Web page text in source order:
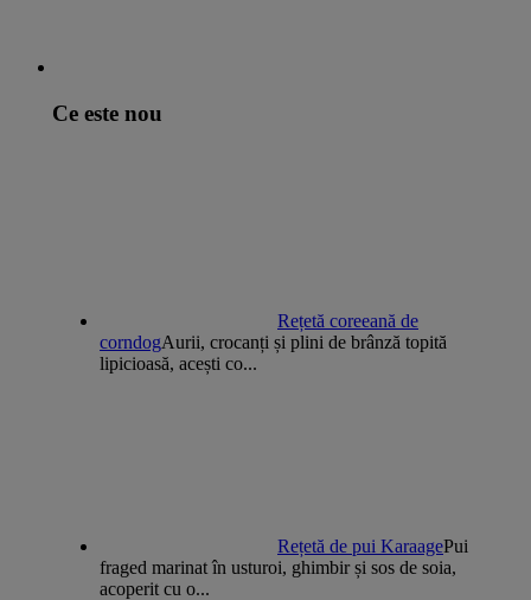
Ce este nou
Rețetă coreeană de
corndogAurii, crocanți și plini de brânză topită
lipicioasă, acești co...
Rețetă de pui KaraagePui
fraged marinat în usturoi, ghimbir și sos de soia,
acoperit cu o...